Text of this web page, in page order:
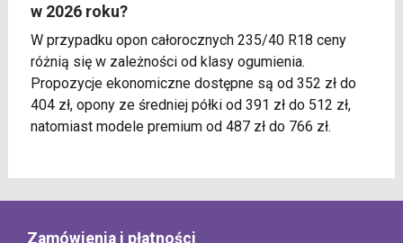
w 2026 roku?
W przypadku opon całorocznych 235/40 R18 ceny
różnią się w zależności od klasy ogumienia.
Propozycje ekonomiczne dostępne są od 352 zł do
404 zł, opony ze średniej półki od 391 zł do 512 zł,
natomiast modele premium od 487 zł do 766 zł.
Zamówienia i płatności